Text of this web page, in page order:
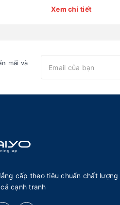
[mã TDC04]
Xem chi tiết
mãi và
cấp theo tiêu chuẩn chất
cạnh tranh